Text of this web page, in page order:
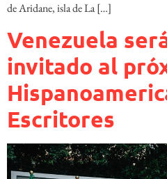
de Aridane, isla de La […]
Venezuela
invitado al
Escritores